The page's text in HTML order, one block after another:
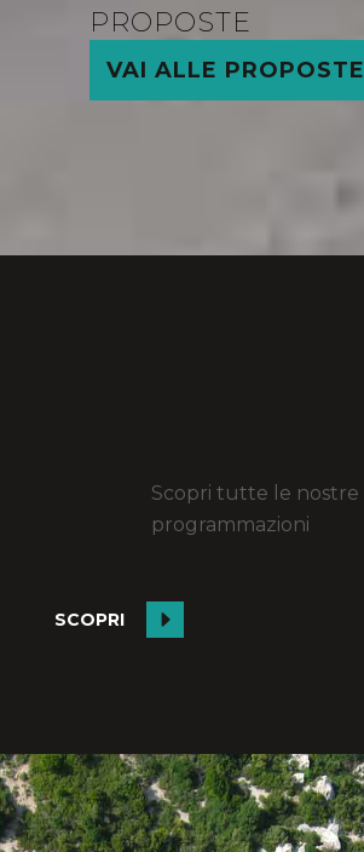
PROPOSTE
VAI ALLE PROPOSTE
Scopri tutte le nostre
programmazioni
SCOPRI